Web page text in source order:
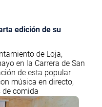
edición de su
de Loja,
en la Carrera de San
de esta popular
música en directo,
de comida